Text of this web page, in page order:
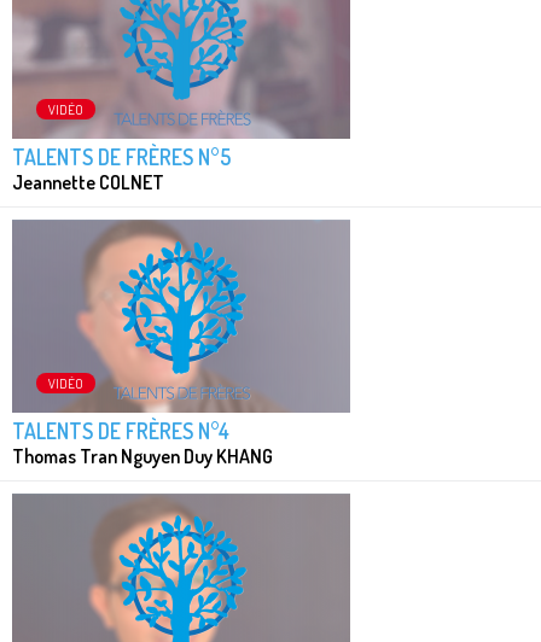
VIDÉO
TALENTS DE FRÈRES N°5
Jeannette COLNET
VIDÉO
TALENTS DE FRÈRES N°4
Thomas Tran Nguyen Duy KHANG